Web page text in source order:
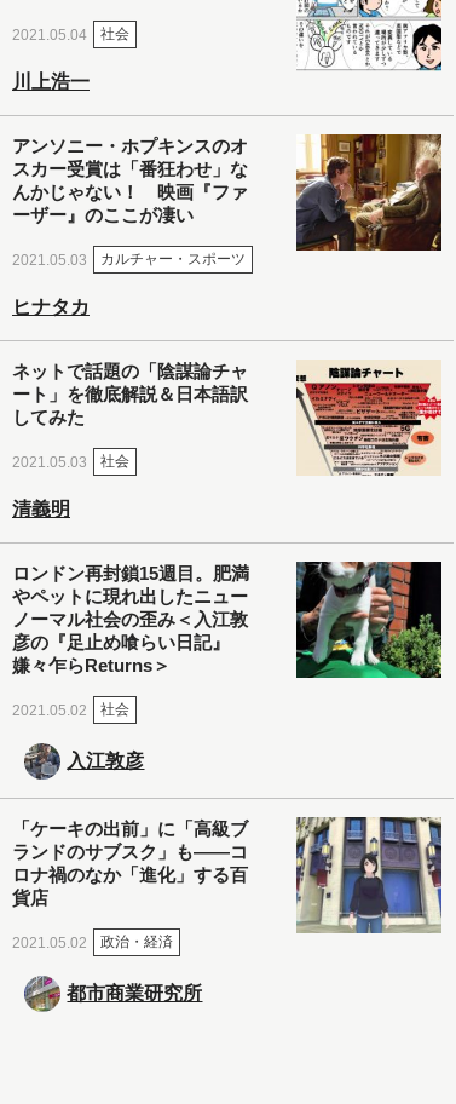
2021.05.04 社会
川上浩一
アンソニー・ホプキンスのオ
スカー受賞は「番狂わせ」な
んかじゃない！ 映画『ファ
ーザー』のここが凄い
2021.05.03 カルチャー・スポーツ
ヒナタカ
ネットで話題の「陰謀論チャ
ート」を徹底解説＆日本語訳
してみた
2021.05.03 社会
清義明
ロンドン再封鎖15週目。肥満
やペットに現れ出したニュー
ノーマル社会の歪み＜入江敦
彦の『足止め喰らい日記』
嫌々乍らReturns＞
2021.05.02 社会
入江敦彦
「ケーキの出前」に「高級ブ
ランドのサブスク」も――コ
ロナ禍のなか「進化」する百
貨店
2021.05.02 政治・経済
都市商業研究所